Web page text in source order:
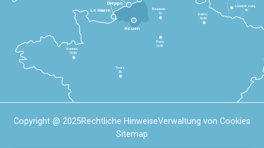
Le Havre
Dieppe
Rennes
2h30
Tours
3h
Paris
1h30
Beauvais
1h
Reims
2h45
Luxembourg
4h
Rouen
Copyright @ 2025Rechtliche HinweiseVerwaltung von Cookies
Sitemap